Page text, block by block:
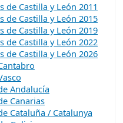
de Castilla y León 2011
de Castilla y León 2015
de Castilla y León 2019
de Castilla y León 2022
de Castilla y León 2026
Andalucía
Canarias
Cataluña / Catalunya